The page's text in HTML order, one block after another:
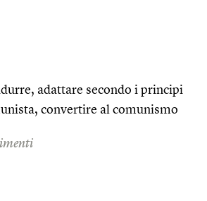
adattare secondo i principi
convertire al comunismo